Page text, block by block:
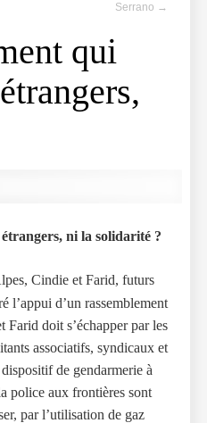
Serrano →
qui
ni la solidarité ?
Cindie et Farid, futurs
l’appui d’un rassemblement
Farid doit s’échapper par les
associatifs, syndicaux et
de gendarmerie à
police aux frontières sont
par l’utilisation de gaz